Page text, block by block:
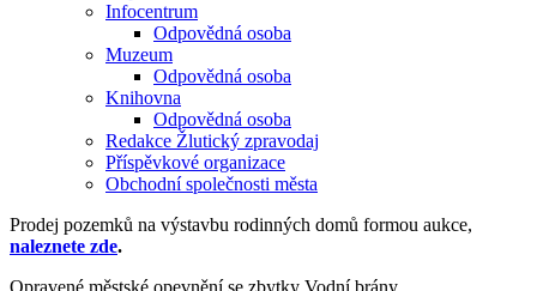
Infocentrum
Odpovědná osoba
Muzeum
Odpovědná osoba
Knihovna
Odpovědná osoba
Redakce Žlutický zpravodaj
Příspěvkové organizace
Obchodní společnosti města
Prodej pozemků na výstavbu rodinných domů formou aukce,
naleznete zde.
Opravené městské opevnění se zbytky Vodní brány